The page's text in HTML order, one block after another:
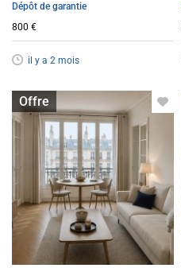
Dépôt de garantie
800 €
il y a 2 mois
Offre
Chambre à louer